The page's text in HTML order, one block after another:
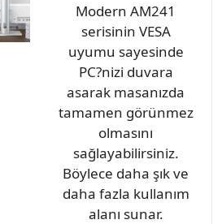
Modern AM241
serisinin VESA
uyumu sayesinde
PC?nizi duvara
asarak masanızda
tamamen görünmez
olmasını
sağlayabilirsiniz.
Böylece daha şık ve
daha fazla kullanım
alanı sunar.